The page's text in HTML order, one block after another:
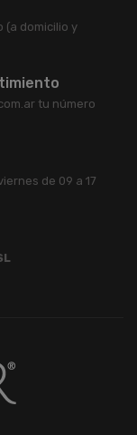
(a domicilio y
tu número
de 09 a 17